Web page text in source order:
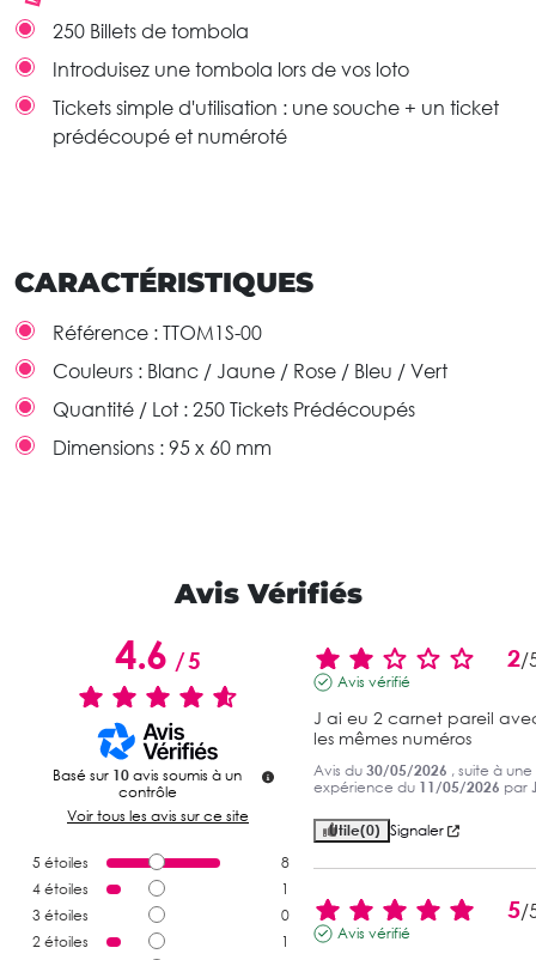
250 Billets de tombola
Introduisez une tombola lors de vos loto
Tickets simple d'utilisation : une souche + un ticket
prédécoupé et numéroté
CARACTÉRISTIQUES
Référence : TTOM1S-00
Couleurs : Blanc / Jaune / Rose / Bleu / Vert
Quantité / Lot : 250 Tickets Prédécoupés
Dimensions : 95 x 60 mm
Avis Vérifiés
4.6/5
Basé sur 10 avis soumis à un
contrôle
Voir tous les avis sur ce site
5 étoiles
8
4 étoiles
1
3 étoiles
0
2 étoiles
1
2/
Avis vérifié
J ai eu 2 carnet pareil
les mêmes numéros
Avis du 30/05/2026 , suite à une
expérience du 11/05/2026 par
Utile(0) Signaler
5/
Avis vérifié